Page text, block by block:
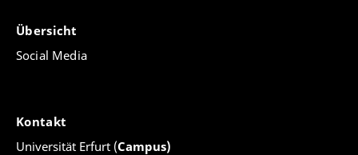
Übersicht
Social Media
Kontakt
Universität Erfurt (Campus)